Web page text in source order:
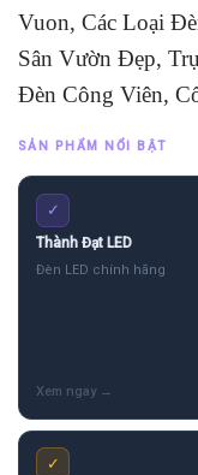
Vuon, Các Loại
Sân Vườn Đẹp,
Đèn Công Viên,
SẢN PHẨM NỔI BẬT
✓
Thành Đạt LED
Đèn LED chính hãng
✓